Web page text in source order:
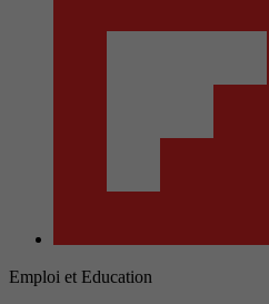
Emploi et Education